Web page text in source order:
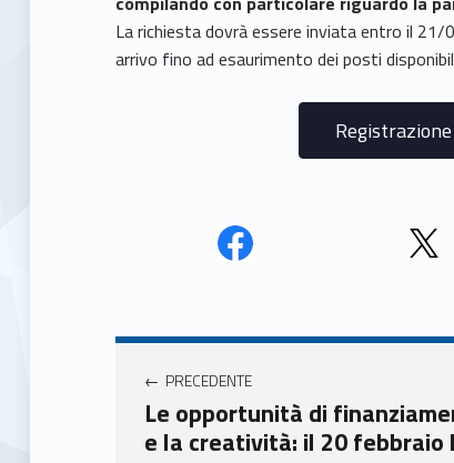
La richiesta dovrà essere inviata entro il 21/
arrivo fino ad esaurimento dei posti
Unio
mer
e
Ven
Unio
e
Ven
Navigazione articoli
PRECEDENTE
Le opportunità di
e la creatività: il 20 febbraio